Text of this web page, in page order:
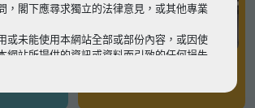
，閣下應尋求獨立的法律意見，或其他專業
或未能使用本網站全部或部份內容，或因使
網站所提供的資訊或資料而引致的任何損失
覽以細閱本網站使用條款的完整版本。如有任